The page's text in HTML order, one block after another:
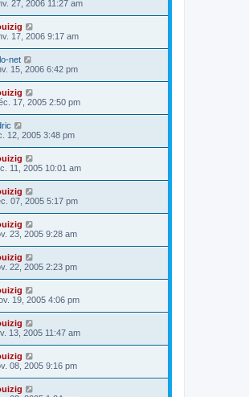
27, 2006 11:27 am
17, 2006 9:17 am
net
15, 2006 6:42 pm
17, 2005 2:50 pm
12, 2005 3:48 pm
11, 2005 10:01 am
07, 2005 5:17 pm
23, 2005 9:28 am
22, 2005 2:23 pm
19, 2005 4:06 pm
13, 2005 11:47 am
08, 2005 9:16 pm